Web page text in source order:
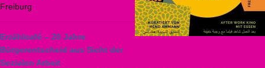
Freiburg
Erzählcafé – 20 Jahre
Bürgerentscheid aus Sicht der
Sozialen Arbeit